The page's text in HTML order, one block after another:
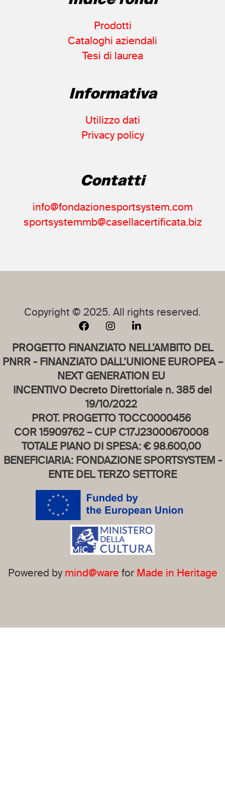
Prodotti
Cataloghi aziendali
Tesi di laurea
Informativa
Utilizzo dati
Privacy policy
Contatti
info@fondazionesportsystem.com
sportsystemmb@casellacertificata.biz
Copyright © 2025. All rights reserved.
PROGETTO FINANZIATO NELL’AMBITO DEL
PNRR - FINANZIATO DALL’UNIONE EUROPEA –
NEXT GENERATION EU
INCENTIVO Decreto Direttoriale n. 385 del
19/10/2022
PROT. PROGETTO TOCC0000456
COR 15909762 – CUP C17J23000670008
TOTALE PIANO DI SPESA: € 98.600,00
BENEFICIARIA: FONDAZIONE SPORTSYSTEM -
ENTE DEL TERZO SETTORE
Powered by mind@ware for Made in Heritage